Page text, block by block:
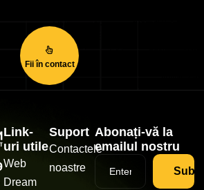
Fii în contact
Link-
uri utile
Web
Dream
Suport
Contactele
noastre
Abonați-vă la
emailul nostru